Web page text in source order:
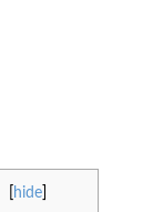
hide